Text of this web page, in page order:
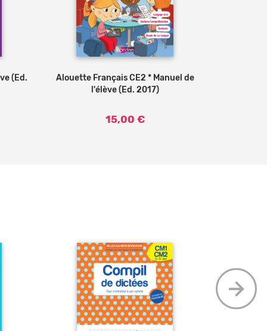
(Ed.
Alouette Français CE2 * Manuel de
l'élève (Ed. 2017)
15,00 €